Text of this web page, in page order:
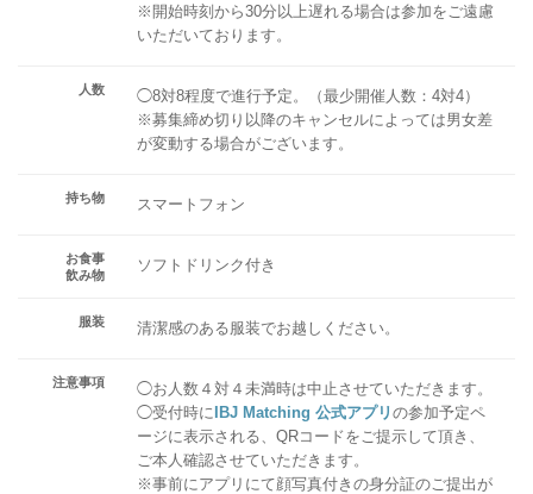
※開始時刻から30分以上遅れる場合は参加をご遠慮
いただいております。
人数
◯8対8程度で進行予定。（最少開催人数：4対4）
※募集締め切り以降のキャンセルによっては男女差
が変動する場合がございます。
持ち物 スマートフォン
お食事
飲み物
ソフトドリンク付き
服装 清潔感のある服装でお越しください。
注意事項
◯お人数４対４未満時は中止させていただきます。
◯受付時に IBJ Matching 公式アプリ の参加予定ペ
ージに表示される、QRコードをご提示して頂き、
ご本人確認させていただきます。
※事前にアプリにて顔写真付きの身分証のご提出が